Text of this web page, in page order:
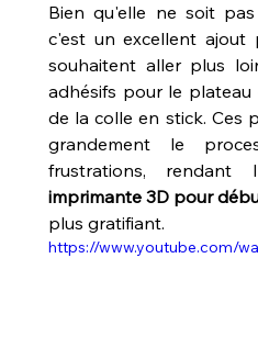
Bien qu'elle ne soit
c'est un excellent ajout
souhaitent aller plus
adhésifs pour le
de la colle en stick. Ces
grandement le
frustrations, rendant
imprimante 3D pour
plus gratifiant.
https://www.youtube.com/